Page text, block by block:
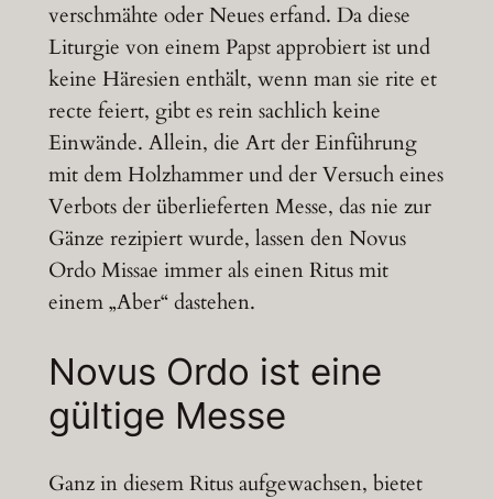
verschmähte oder Neues erfand. Da diese
Liturgie von einem Papst approbiert ist und
keine Häresien enthält, wenn man sie rite et
recte feiert, gibt es rein sachlich keine
Einwände. Allein, die Art der Einführung
mit dem Holzhammer und der Versuch eines
Verbots der überlieferten Messe, das nie zur
Gänze rezipiert wurde, lassen den Novus
Ordo Missae immer als einen Ritus mit
einem „Aber“ dastehen.
Novus Ordo ist eine
gültige Messe
Ganz in diesem Ritus aufgewachsen, bietet